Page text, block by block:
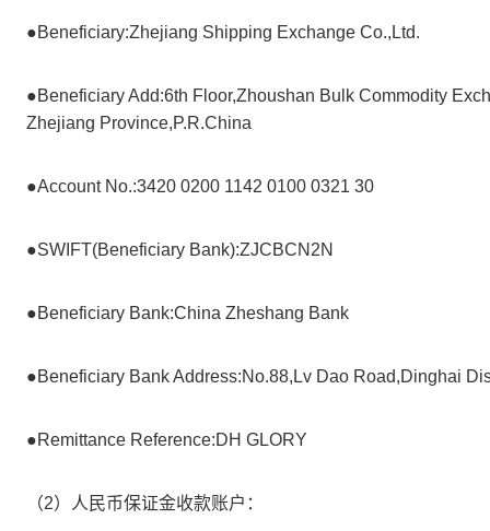
●Beneficiary:Zhejiang Shipping Exchange Co.,Ltd.
●Beneficiary Add:6th Floor,Zhoushan Bulk Commodity
Zhejiang Province,P.R.China
●Account No.:3420 0200 1142 0100 0321 30
●SWIFT(Beneficiary Bank):ZJCBCN2N
●Beneficiary Bank:China Zheshang Bank
●Beneficiary Bank Address:No.88,Lv Dao Road,Dinghai
●Remittance Reference:DH GLORY
（2）人民币保证金收款账户：